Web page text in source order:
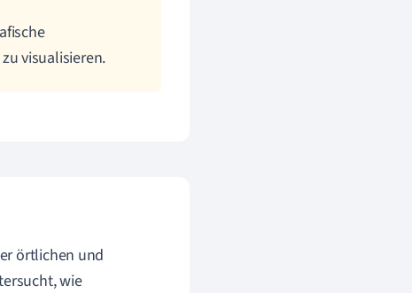
visualisieren.
örtlichen und
wie